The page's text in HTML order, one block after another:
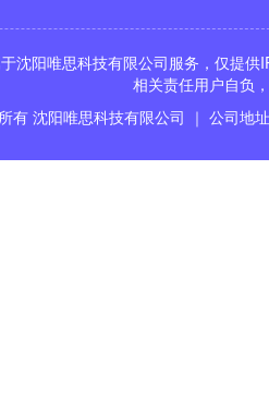
沈阳唯思科技有限公司服务，仅提
相关责任用户自负
有 沈阳唯思科技有限公司 ｜ 公司地